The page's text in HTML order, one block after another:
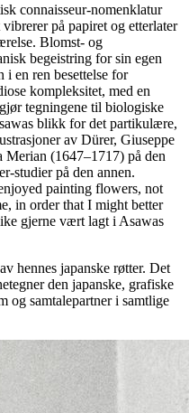
connaisseur-nomenklatur
på papiret og etterlater
Blomst- og
begeistring for sin egen
i en ren besettelse for
kompleksitet, med en
tegningene til biologiske
blikk for det partikulære,
av Dürer, Giuseppe
(1647–1717) på den
studier på den annen.
painting flowers, not
in order that I might better
gjerne vært lagt i Asawas
hennes japanske røtter. Det
den japanske, grafiske
og samtalepartner i samtlige